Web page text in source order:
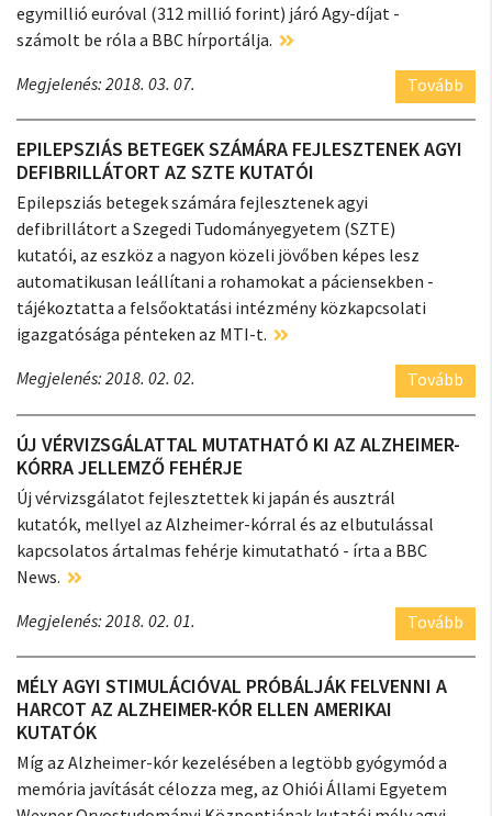
egymillió euróval (312 millió forint) járó Agy-díjat -
számolt be róla a BBC hírportálja.
Megjelenés: 2018. 03. 07.
Tovább
EPILEPSZIÁS BETEGEK SZÁMÁRA FEJLESZTENEK AGYI
DEFIBRILLÁTORT AZ SZTE KUTATÓI
Epilepsziás betegek számára fejlesztenek agyi
defibrillátort a Szegedi Tudományegyetem (SZTE)
kutatói, az eszköz a nagyon közeli jövőben képes lesz
automatikusan leállítani a rohamokat a páciensekben -
tájékoztatta a felsőoktatási intézmény közkapcsolati
igazgatósága pénteken az MTI-t.
Megjelenés: 2018. 02. 02.
Tovább
ÚJ VÉRVIZSGÁLATTAL MUTATHATÓ KI AZ ALZHEIMER-
KÓRRA JELLEMZŐ FEHÉRJE
Új vérvizsgálatot fejlesztettek ki japán és ausztrál
kutatók, mellyel az Alzheimer-kórral és az elbutulással
kapcsolatos ártalmas fehérje kimutatható - írta a BBC
News.
Megjelenés: 2018. 02. 01.
Tovább
MÉLY AGYI STIMULÁCIÓVAL PRÓBÁLJÁK FELVENNI A
HARCOT AZ ALZHEIMER-KÓR ELLEN AMERIKAI
KUTATÓK
Míg az Alzheimer-kór kezelésében a legtöbb gyógymód a
memória javítását célozza meg, az Ohiói Állami Egyetem